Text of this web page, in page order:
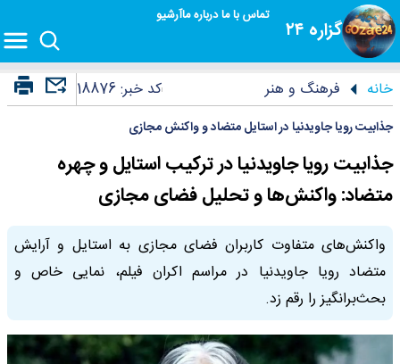
گزاره ۲۴
تماس با مادرباره ماآرشیو
خانه فرهنگ و هنر کد خبر:18876
جذابیت رویا جاویدنیا در استایل متضاد و واکنش مجازی
جذابیت رویا جاویدنیا در ترکیب استایل و چهره
متضاد: واکنش‌ها و تحلیل فضای مجازی
واکنش‌های متفاوت کاربران فضای مجازی به استایل و آرایش
متضاد رویا جاویدنیا در مراسم اکران فیلم، نمایی خاص و
بحث‌برانگیز را رقم زد.